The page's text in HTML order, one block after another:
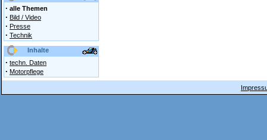
· alle Themen
· Bild / Video
· Presse
· Technik
Inhalte
· techn. Daten
· Motorpflege